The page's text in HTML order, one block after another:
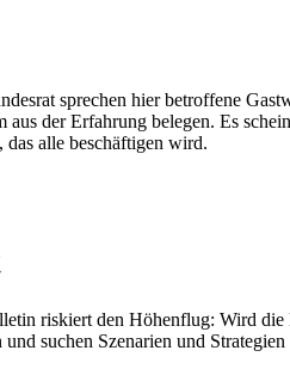
sprechen hier betroffene
der Erfahrung belegen. Es
alle beschäftigen wird.
riskiert den Höhenflug: Wird
suchen Szenarien und